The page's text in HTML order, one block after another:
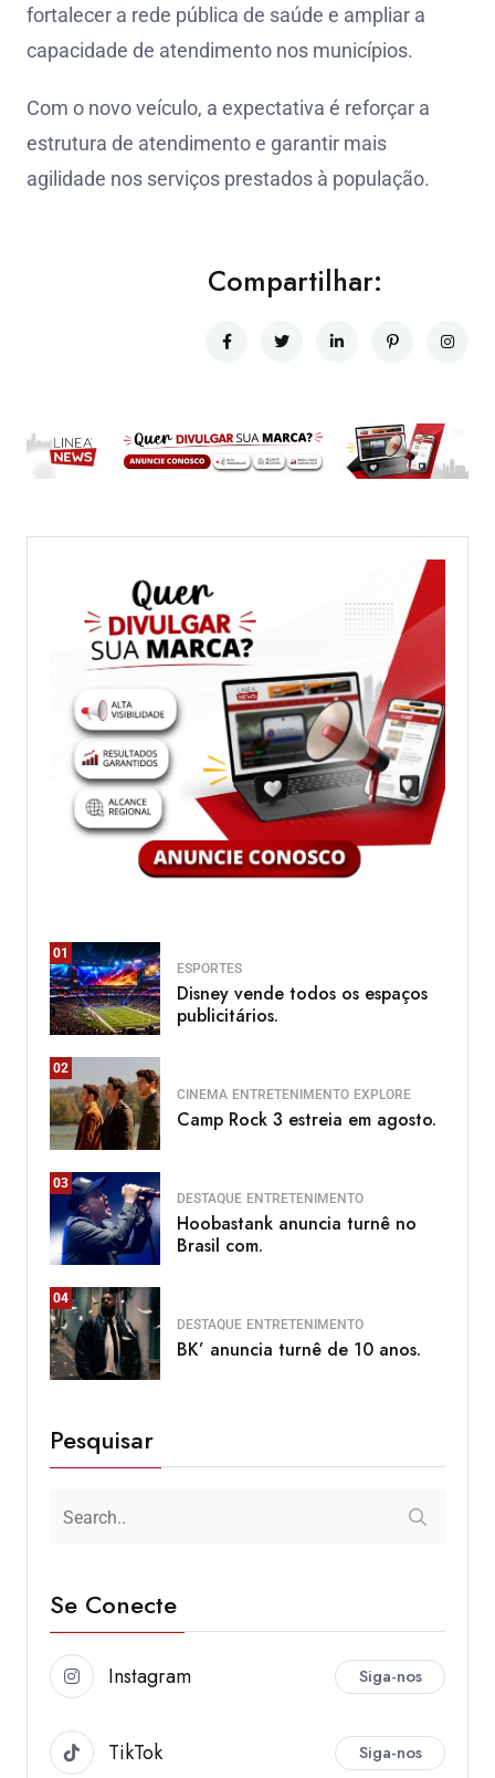
fortalecer a rede pública de saúde e ampliar a
capacidade de atendimento nos municípios.
Com o novo veículo, a expectativa é reforçar a
estrutura de atendimento e garantir mais
agilidade nos serviços prestados à população.
Compartilhar:
01
ESPORTES
Disney vende todos os espaços
publicitários.
02
CINEMA ENTRETENIMENTO EXPLORE
Camp Rock 3 estreia em agosto.
03
DESTAQUE ENTRETENIMENTO
Hoobastank anuncia turnê no
Brasil com.
04
DESTAQUE ENTRETENIMENTO
BK’ anuncia turnê de 10 anos.
Pesquisar
Se Conecte
Instagram Siga-nos
TikTok Siga-nos